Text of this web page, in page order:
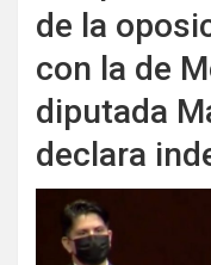
de la
con la de
diputada
declara